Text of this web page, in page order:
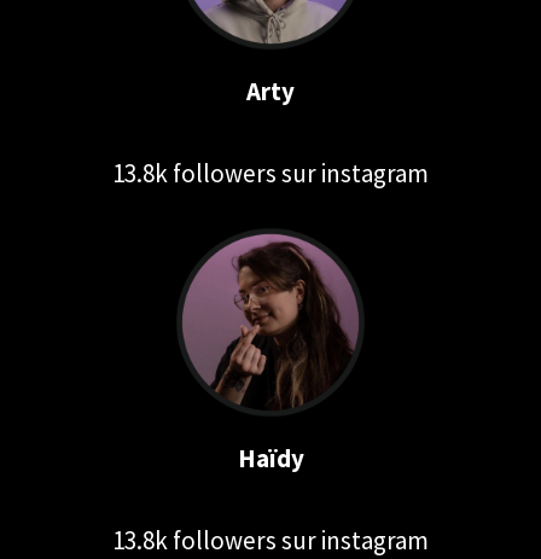
Arty
13.8k followers sur instagram
Haïdy
13.8k followers sur instagram